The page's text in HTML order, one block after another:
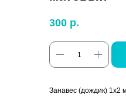
300 р.
Занавес (дождик) 1х2